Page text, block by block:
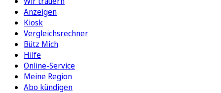
Anzeigen
Kiosk
Vergleichsrechner
Bütz Mich
Hilfe
Online-Service
Meine Region
Abo kündigen